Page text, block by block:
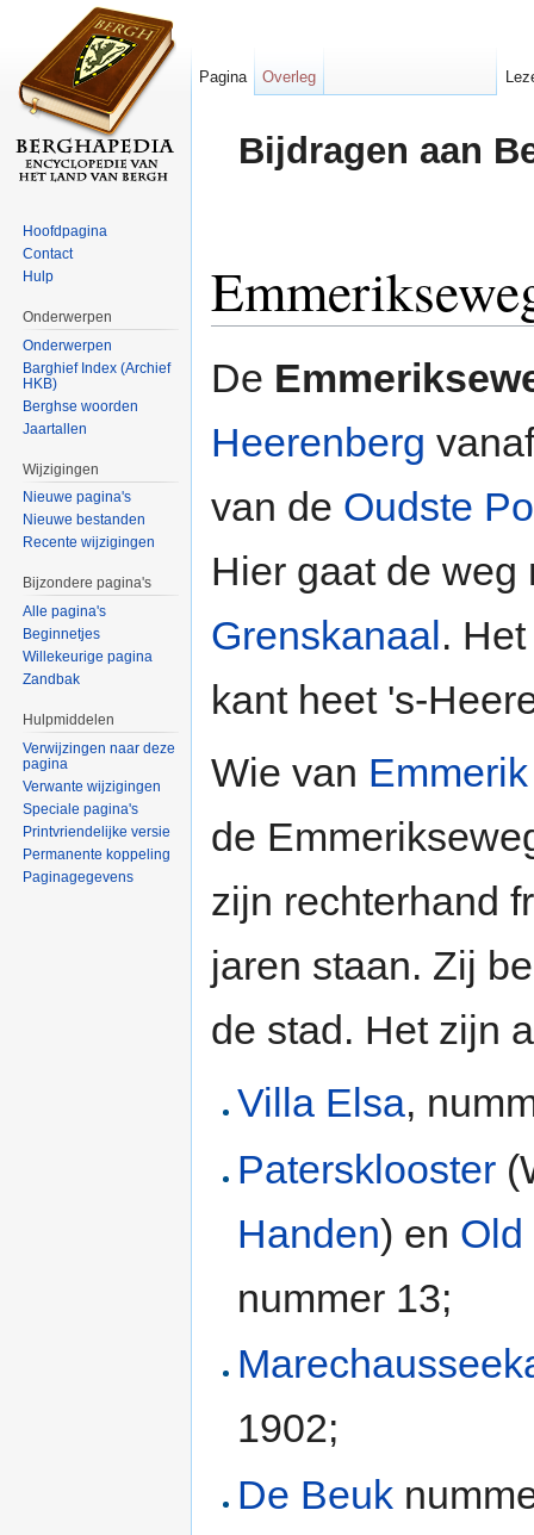
Bijdragen aan
De
Heerenberg
van de Oudste
Hier gaat de weg
Grenskanaal .
kant heet 's-
Wie van Emmerik
de
zijn rechterhand
jaren staan. Zij
de stad. Het zijn
Villa Elsa,
Patersklooster
Handen) en Old
nummer 13;
1902;
De Beuk
Pagina Overleg
Hoofdpagina
Contact
Hulp
Onderwerpen
Onderwerpen
Barghief Index (Archief
HKB)
Berghse woorden
Jaartallen
Wijzigingen
Nieuwe pagina's
Nieuwe bestanden
Recente wijzigingen
Bijzondere pagina's
Alle pagina's
Beginnetjes
Willekeurige pagina
Zandbak
Hulpmiddelen
Verwijzingen naar deze
pagina
Verwante wijzigingen
Speciale pagina's
Printvriendelijke versie
Permanente koppeling
Paginagegevens